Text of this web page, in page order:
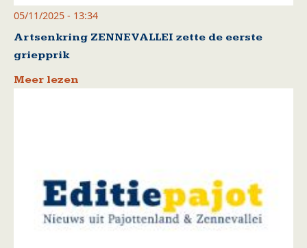
05/11/2025 - 13:34
Artsenkring ZENNEVALLEI zette de eerste
griepprik
Meer lezen